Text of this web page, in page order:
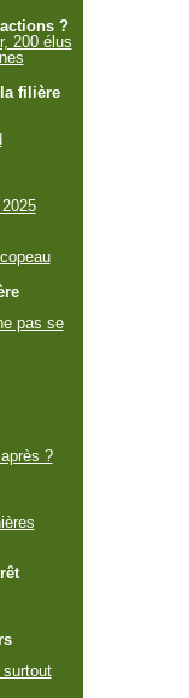
?
200 élus
filière
pas se
?